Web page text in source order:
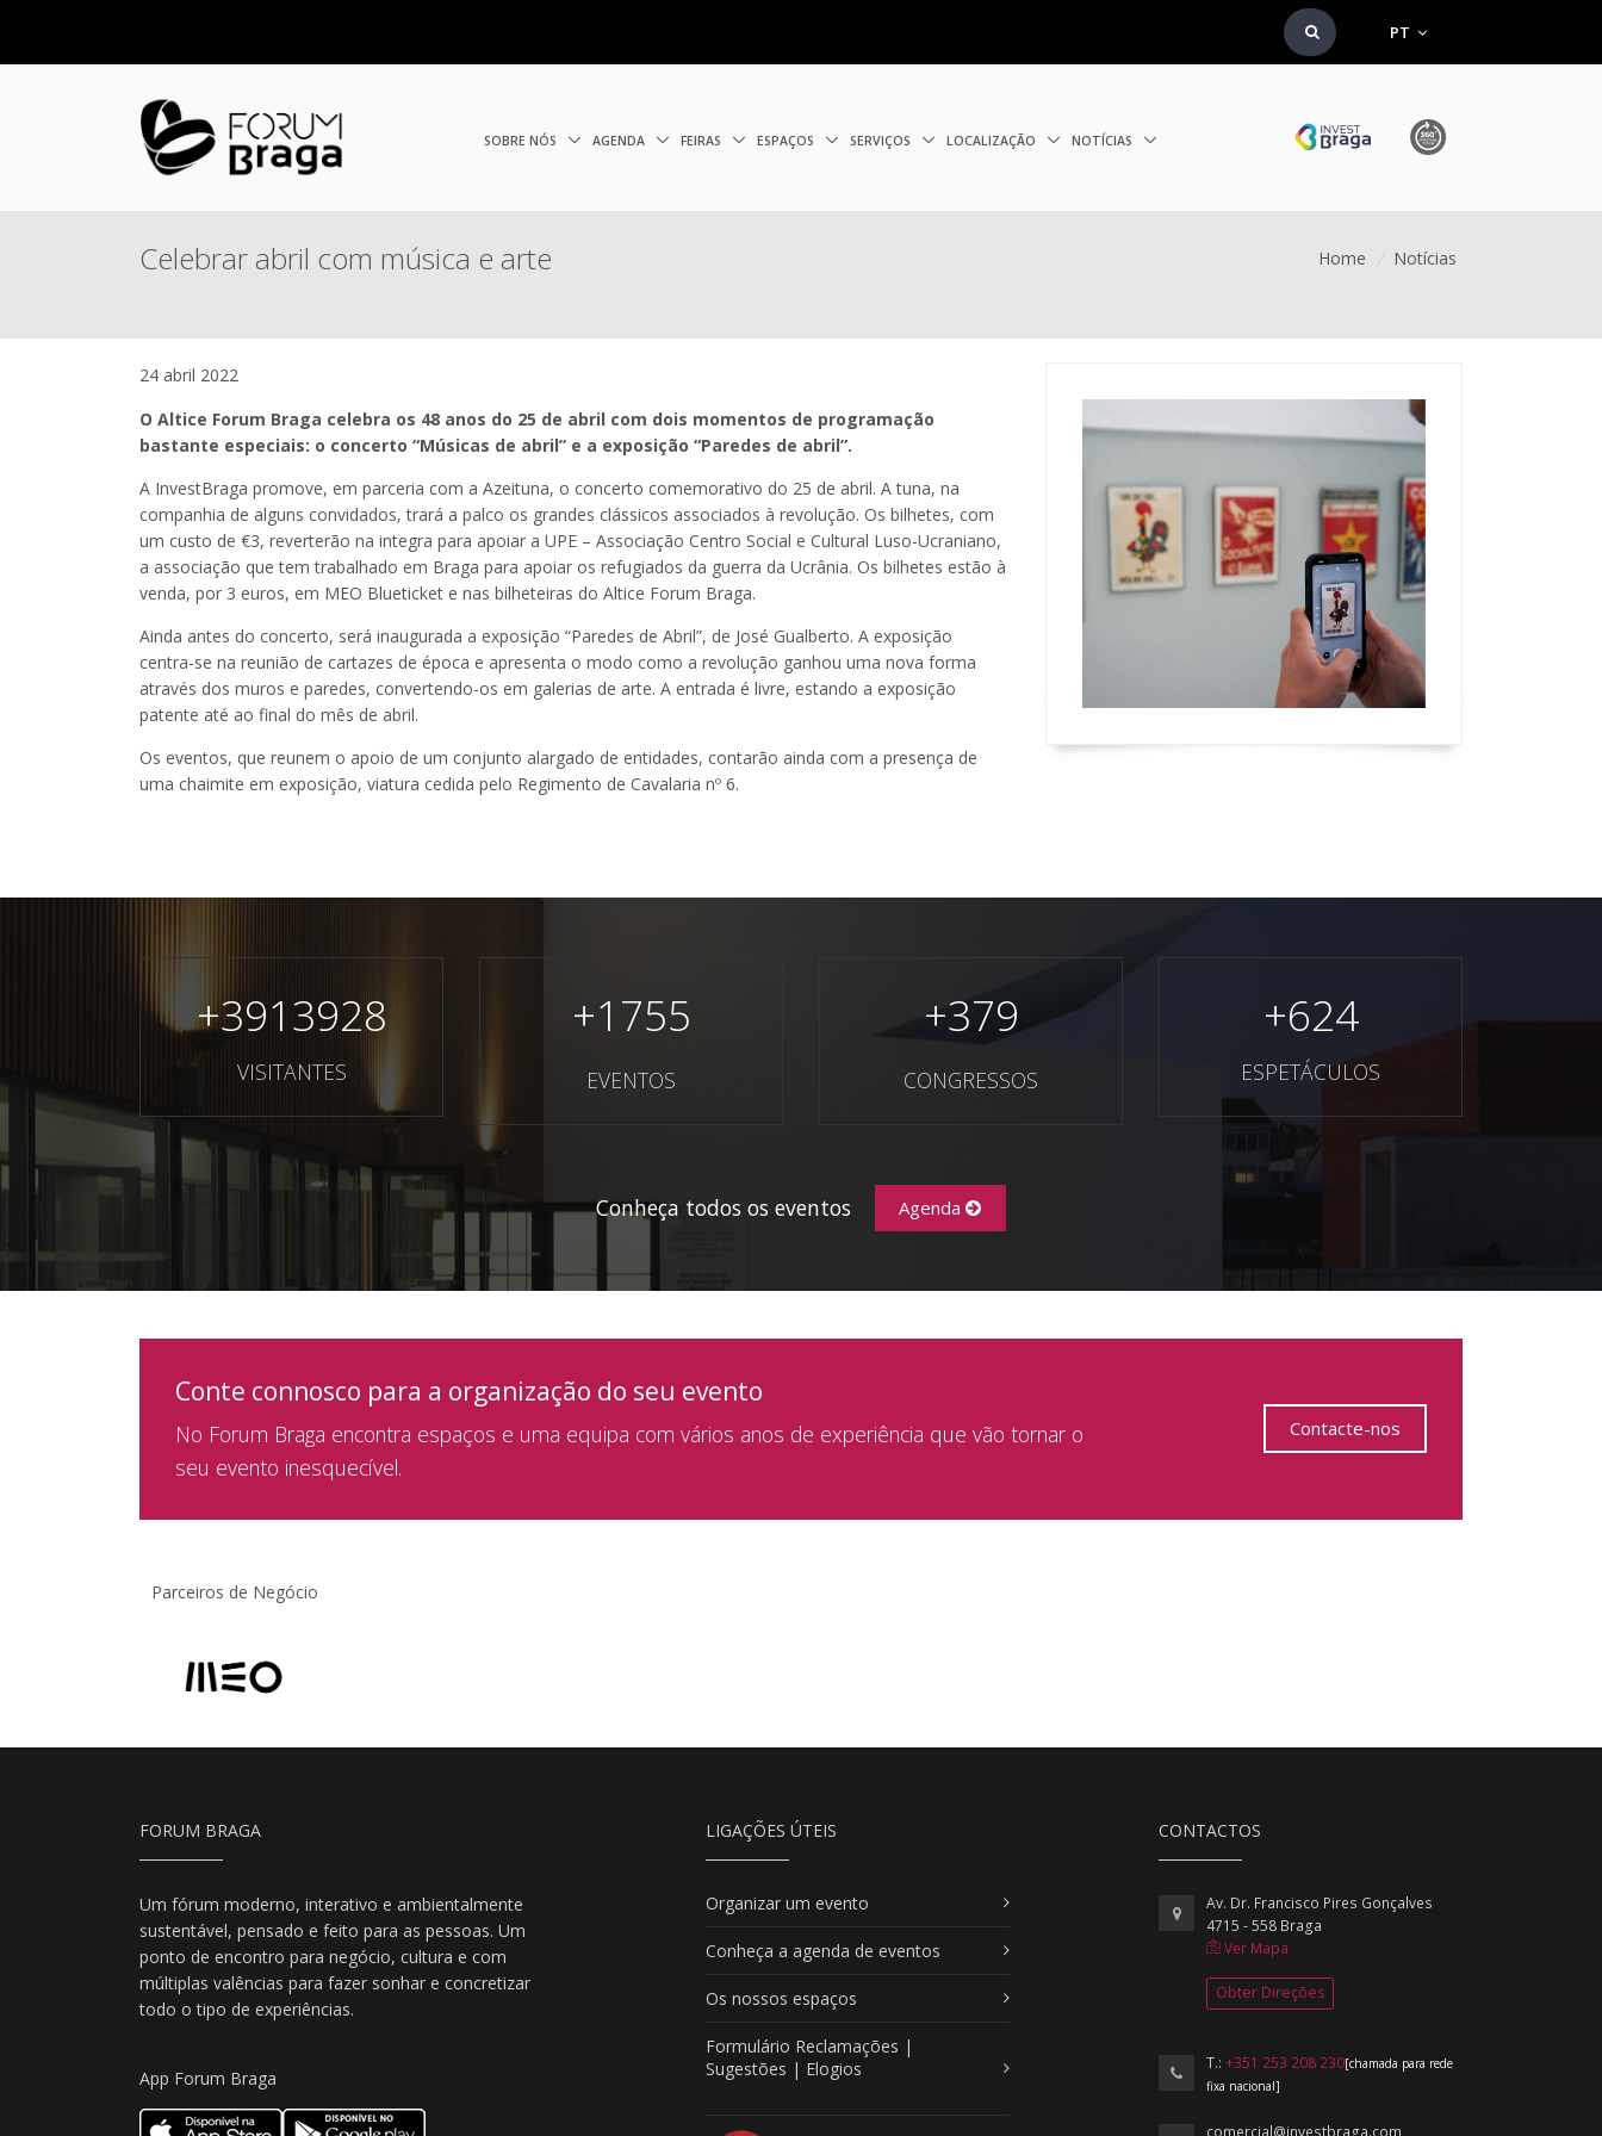
PT
SOBRE NÓS AGENDA FEIRAS ESPAÇOS SERVIÇOS LOCALIZAÇÃO NOTÍCIAS
Celebrar abril com música e arte Home / Notícias
24 abril 2022
O Altice Forum Braga celebra os 48 anos do 25 de abril com dois momentos de programação
bastante especiais: o concerto “Músicas de abril” e a exposição “Paredes de abril”.
A InvestBraga promove, em parceria com a Azeituna, o concerto comemorativo do 25 de abril. A tuna, na
companhia de alguns convidados, trará a palco os grandes clássicos associados à revolução. Os bilhetes, com
um custo de €3, reverterão na integra para apoiar a UPE – Associação Centro Social e Cultural Luso-Ucraniano,
a associação que tem trabalhado em Braga para apoiar os refugiados da guerra da Ucrânia. Os bilhetes estão à
venda, por 3 euros, em MEO Blueticket e nas bilheteiras do Altice Forum Braga.
Ainda antes do concerto, será inaugurada a exposição “Paredes de Abril”, de José Gualberto. A exposição
centra-se na reunião de cartazes de época e apresenta o modo como a revolução ganhou uma nova forma
através dos muros e paredes, convertendo-os em galerias de arte. A entrada é livre, estando a exposição
patente até ao final do mês de abril.
Os eventos, que reunem o apoio de um conjunto alargado de entidades, contarão ainda com a presença de
uma chaimite em exposição, viatura cedida pelo Regimento de Cavalaria nº 6.
+3913928
VISITANTES
+1755
EVENTOS
+379
CONGRESSOS
+624
ESPETÁCULOS
Conheça todos os eventos Agenda
Conte connosco para a organização do seu evento
No Forum Braga encontra espaços e uma equipa com vários anos de experiência que vão tornar o
seu evento inesquecível.
Contacte-nos
Parceiros de Negócio
FORUM BRAGA
Um fórum moderno, interativo e ambientalmente
sustentável, pensado e feito para as pessoas. Um
ponto de encontro para negócio, cultura e com
múltiplas valências para fazer sonhar e concretizar
todo o tipo de experiências.
App Forum Braga
LIGAÇÕES ÚTEIS
Organizar um evento
Conheça a agenda de eventos
Os nossos espaços
Formulário Reclamações |
Sugestões | Elogios
CONTACTOS
Av. Dr. Francisco Pires Gonçalves
4715 - 558 Braga
Ver Mapa
Obter Direções
T.: +351 253 208 230[chamada para rede
fixa nacional]
comercial@investbraga.com